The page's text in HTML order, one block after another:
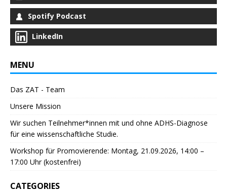
Spotify Podcast
LinkedIn
MENU
Das ZAT - Team
Unsere Mission
Wir suchen Teilnehmer*innen mit und ohne ADHS-Diagnose
für eine wissenschaftliche Studie.
Workshop für Promovierende: Montag, 21.09.2026, 14:00 –
17:00 Uhr (kostenfrei)
CATEGORIES